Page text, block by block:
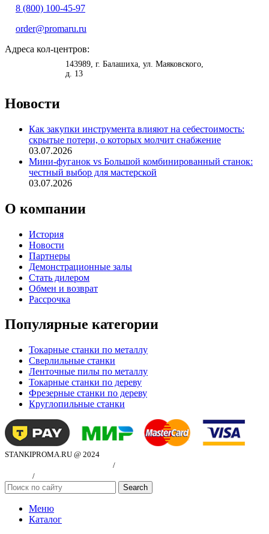
8 (800) 100-45-97
order@promaru.ru
Адреса кол-центров:
143989 , г. Балашиха ул. Маяковского,
д. 13
Новости
Как закупки инструмента влияют на себестоимость:
скрытые потери, о которых молчит снабжение
03.07.2026
Мини-фуганок vs Большой комбинированный станок:
честный выбор для мастерской
03.07.2026
О компании
История
Новости
Партнеры
Демонстрационные залы
Стать дилером
Обмен и возврат
Рассрочка
Популярные категории
Токарные станки по металлу
Сверлильные станки
Ленточные пилы по металлу
Токарные станки по дереву
Фрезерные станки по дереву
Круглопильные станки
STANKIPROMA.RU @ 2024
/
/
Search
Меню
Каталог